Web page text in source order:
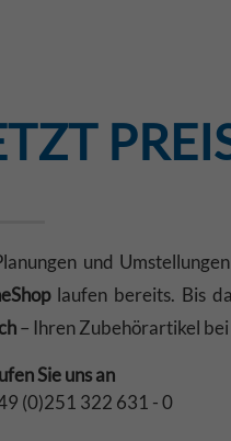
und
laufen bereits. Bis
– Ihren Zubehörartikel
Sie uns an
(0)251 322 631 - 0